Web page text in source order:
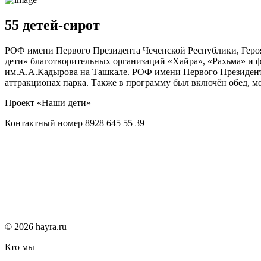
55 детей-сирот
РОФ имени Первого Президента Чеченской Республики,
дети» благотворительных организаций «Хайра», «Рахьма» и
им.А.А.Кадырова на Ташкале. РОФ имени Первого
аттракционах парка. Также в программу был включён обед,
Проект «Наши дети»
Контактный номер 8928 645 55 39
© 2026 hayra.ru
Кто мы